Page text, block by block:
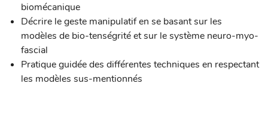
biomécanique
Décrire le geste manipulatif en se basant sur les
modèles de bio-tenségrité et sur le système neuro-myo-
fascial
Pratique guidée des différentes techniques en respectant
les modèles sus-mentionnés